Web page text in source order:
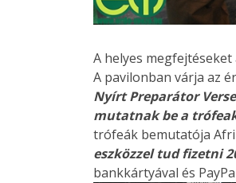
A helyes
A pavilonban várja az
Nyírt Preparátor
mutatnak be a
trófeák bemutatója
eszközzel tud fizetni
bankkártyával és